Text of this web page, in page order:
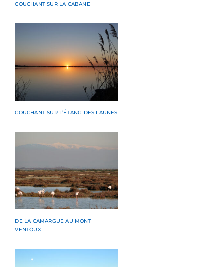
COUCHANT SUR LA CABANE
COUCHANT SUR L’ÉTANG DES LAUNES
DE LA CAMARGUE AU MONT
VENTOUX